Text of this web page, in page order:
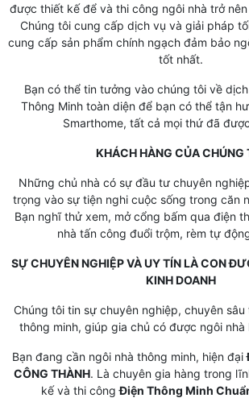
được thiết kế để và thi công ngôi nhà trở
Chúng tôi cung cấp dịch vụ và giải pháp
cung cấp sản phẩm chính ngạch đảm bảo
tốt nhất.
Bạn có thể tin tưởng vào chúng tôi về
Thông Minh toàn diện để bạn có thể tận
Smarthome, tất cả mọi thứ đã
KHÁCH HÀNG CỦA CHÚNG
Những chủ nhà có sự đầu tư chuyên
trọng vào sự tiện nghi cuộc sống trong căn
Bạn nghĩ thử xem, mở cổng bấm qua điện
nhà tấn công đuổi trộm, rèm tự
SỰ CHUYÊN NGHIỆP VÀ UY TÍN LÀ CON
KINH DOANH
Chúng tôi tin sự chuyên nghiệp, chuyên
thông minh, giúp gia chủ có được ngôi nhà
Bạn đang cần ngôi nhà thông minh, hiện đại
CÔNG THÀNH. Là chuyên gia hàng trong
kế và thi côngĐiện Thông Minh